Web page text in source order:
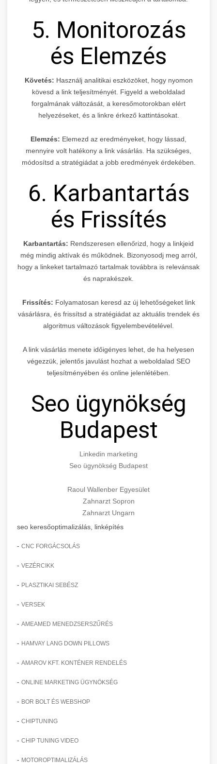
5. Monitorozás
és Elemzés
Követés: Használj analitikai eszközöket, hogy nyomon
kövesd a link teljesítményét. Figyeld a weboldalad
forgalmának változását, a keresőmotorokban elért
helyezéseket, és a linkre érkező kattintásokat.
Elemzés: Elemezd az eredményeket, hogy lássad,
mennyire volt hatékony a link vásárlás. Ha szükséges,
módosítsd a stratégiádat a jobb eredmények érdekében.
6. Karbantartás
és Frissítés
Karbantartás: Rendszeresen ellenőrizd, hogy a linkjeid
még mindig aktívak és működnek. Bizonyosodj meg arról,
hogy a linkeket tartalmazó tartalmak továbbra is relevánsak
és naprakészek.
Frissítés: Folyamatosan keresd az új lehetőségeket link
vásárlásra, és frissítsd a stratégiádat az aktuális trendek és
algoritmus változások figyelembevételével.
A link vásárlás menete időigényes lehet, de ha helyesen
végezzük, jelentős javulást hozhat a weboldalad SEO
teljesítményében és online jelenlétében.
Seo ügynökség
Budapest
Linkedin marketing
Seo ügynökség Budapest
Raoul Wallenber Egyesület
Zahnarzt Sopron
Zahnarzt Ungarn
seo keresőoptimalizálás, linképítés
- CNC FORGÁCSOLÁS
- VEZÉRCIKK
- PLASZTIKAI SEBÉSZ
- VERSEK
- AMEAMED MENEDZSERSZŰRÉS
- HAMVAY LANG DOWN PILLOWS
- AMAROV KFT. KONTÉNER RENDELÉS
- ONLINE MARKETING ÜGYNÖKSÉG
- BOR BOLT ÉS WEBSHOP
- CHIPTUNING
- CHIP TUNING VIDEO
- MOTOROPTIMALIZÁLÁS